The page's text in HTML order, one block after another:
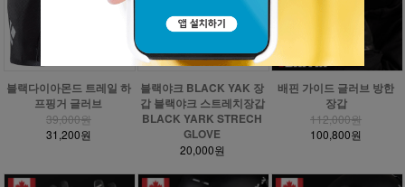
블랙다이아몬드 트레일 하
프핑거 글러브
39,000원
31,200원
블랙야크 BLACK YAK 장
갑 블랙야크 스트레치장갑
BLACK YARK STRECH
GLOVE
20,000원
배핀 가이드 글러브 방한
장갑
112,000원
100,800원